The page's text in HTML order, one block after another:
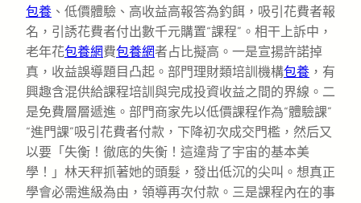
包養 、低價體驗、高收益高報答為釣餌，吸引花費者報
名，引誘花費者付出數千元購置“課程”。相干上訴中，
老年花包養網費包養網者占比擬高。一是宣揚許諾掉
真，收益誤導題目凸起。部門理財類培訓機構包養 ，有
興趣含混供給課程培訓與完成投資收益之間的界線。二
是免費層層遞進。部門商家先以低價課程作為“體驗課”
“進門課”吸引花費者付款，下降初次成交門檻，然后又
以要「失衡！徹底的失衡！這違背了宇宙的基本美
學！」林天秤抓著她的頭髮，發出低沉的尖叫。想真正
學會必需進級為由，領導再次付款。三是課程內在的事